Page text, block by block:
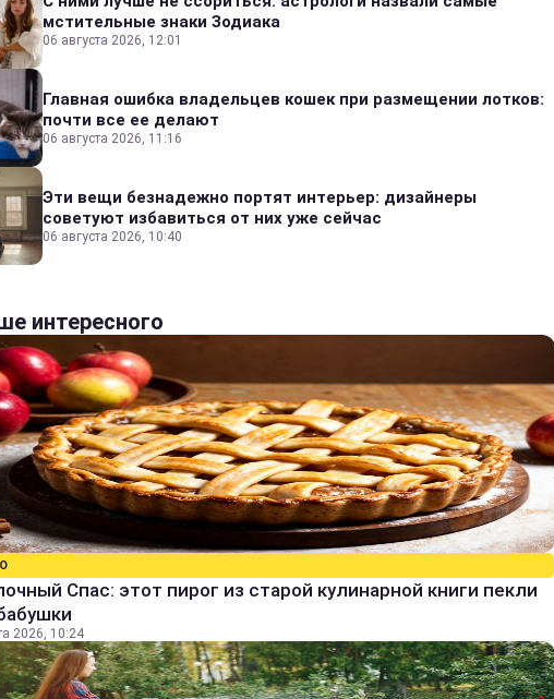
мстительные знаки Зодиака
06 августа 2026, 12:01
Главная ошибка владельцев кошек при размещении лотков:
почти все ее делают
06 августа 2026, 11:16
Эти вещи безнадежно портят интерьер: дизайнеры
советуют избавиться от них уже сейчас
06 августа 2026, 10:40
интересного
Спас: этот пирог из старой кулинарной книги пекли
2026, 10:24